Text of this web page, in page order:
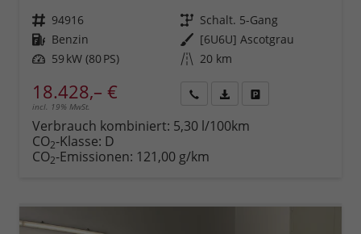
Fahrzeugnr. 94916 Getriebe Schalt. 5-Gang
Kraftstoff Benzin Außenfarbe [6U6U] Ascotgrau
Leistung 59 kW (80 PS) Kilometerstand 20 km
18.428,– €
incl. 19% MwSt.
anfordern
Datei,
Verbrauch kombiniert: 5,30 l/100km
CO2-Klasse: D
CO2-Emissionen: 121,00 g/km